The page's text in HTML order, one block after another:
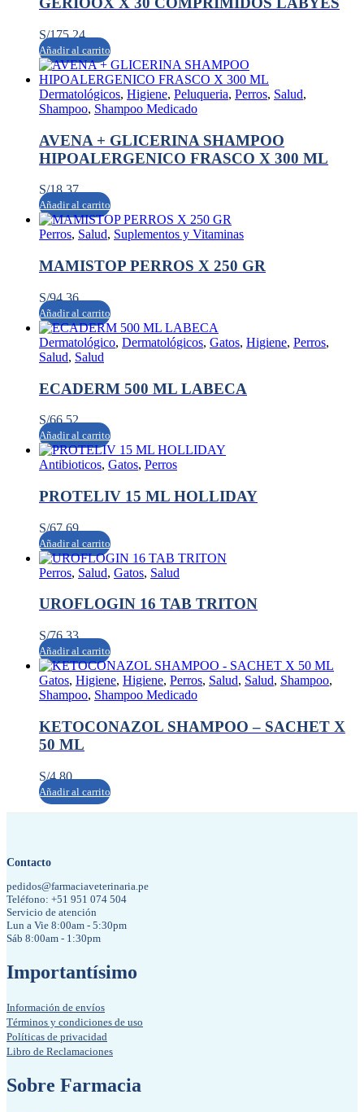
S/175.24
Añadir al carrito
Dermatológicos, Higiene, Peluqueria, Perros, Salud,
Shampoo, Shampoo Medicado
AVENA + GLICERINA SHAMPOO
HIPOALERGENICO FRASCO X 300 ML
S/18.37
Añadir al carrito
Perros, Salud, Suplementos y Vitaminas
MAMISTOP PERROS X 250 GR
S/94.36
Añadir al carrito
Dermatológico, Dermatológicos, Gatos, Higiene, Perros,
Salud, Salud
ECADERM 500 ML LABECA
S/66.52
Añadir al carrito
Antibioticos, Gatos, Perros
PROTELIV 15 ML HOLLIDAY
S/67.69
Añadir al carrito
Perros, Salud, Gatos, Salud
UROFLOGIN 16 TAB TRITON
S/76.33
Añadir al carrito
Gatos, Higiene, Higiene, Perros, Salud, Salud, Shampoo,
Shampoo, Shampoo Medicado
KETOCONAZOL SHAMPOO – SACHET X
50 ML
S/4.80
Añadir al carrito
Contacto
pedidos@farmaciaveterinaria.pe
Teléfono: +51 951 074 504
Servicio de atención
Lun a Vie 8:00am - 5:30pm
Sáb 8:00am - 1:30pm
Importantísimo
Información de envíos
Términos y condiciones de uso
Políticas de privacidad
Libro de Reclamaciones
Sobre Farmacia